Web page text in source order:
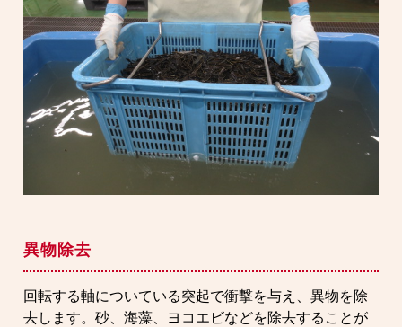
異物除去
回転する軸についている突起で衝撃を与え、異物を除
去します。砂、海藻、ヨコエビなどを除去することが